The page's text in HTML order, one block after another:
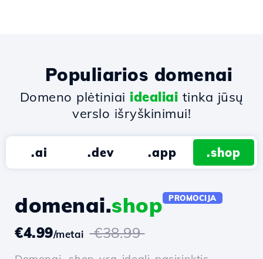
Populiarios domenai
Domeno plėtiniai idealiai tinka jūsų
verslo išryškinimui!
.ai .dev .app .shop
domenai.shop PROMOCIJA
€4.99/metai €38.99